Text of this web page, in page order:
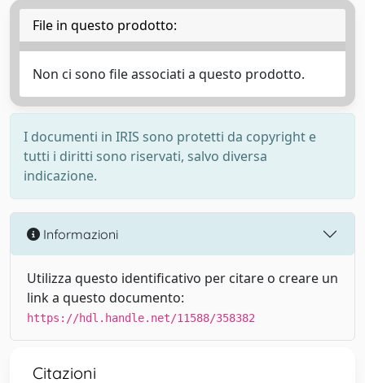
File in questo prodotto:
Non ci sono file associati a questo prodotto.
I documenti in IRIS sono protetti da copyright e
tutti i diritti sono riservati, salvo diversa
indicazione.
Informazioni
Utilizza questo identificativo per citare o creare un
link a questo documento:
https://hdl.handle.net/11588/358382
Citazioni